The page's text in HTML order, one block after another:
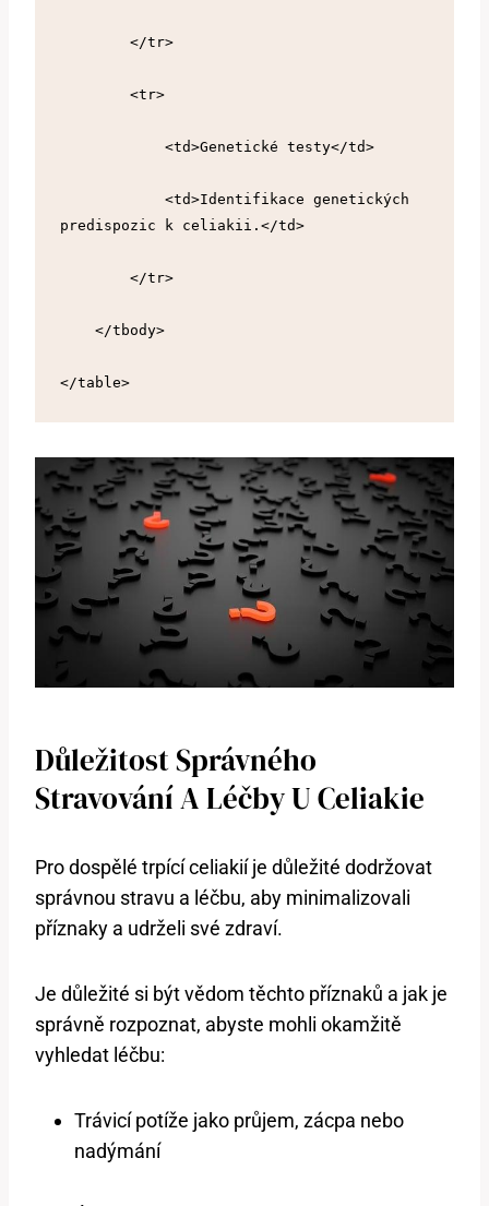
        </tr>
        <tr>
            <td>Genetické testy</td>
predispozic k celiakii.</td>
        </tr>
    </tbody>
</table>
Důležitost Správného
Stravování A Léčby U Celiakie
Pro dospělé trpící celiakií je důležité dodržovat
správnou stravu a léčbu, aby minimalizovali
příznaky a udrželi své zdraví.
Je důležité si být vědom těchto příznaků a jak je
správně rozpoznat, abyste mohli okamžitě
vyhledat léčbu:
Trávicí potíže jako průjem, zácpa nebo
nadýmání